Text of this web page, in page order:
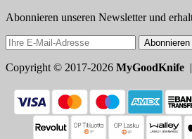
Abonnieren unseren Newsletter und
Abonnieren
Copyright © 2017-2026 MyGoodKnife